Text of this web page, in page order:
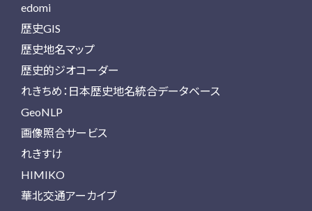
edomi
歴史GIS
歴史地名マップ
歴史的ジオコーダー
れきちめ：日本歴史地名統合データベース
GeoNLP
画像照合サービス
れきすけ
HIMIKO
華北交通アーカイブ